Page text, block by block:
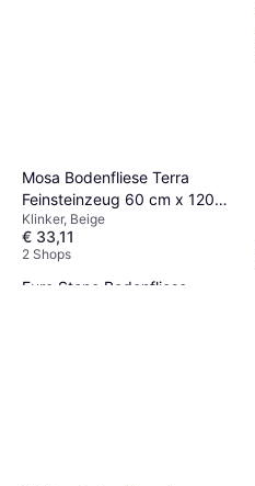
Euro Stone Bodenfliese
Mosa Bodenfliese Terra
Feinsteinzeug 60 cm x 120
cm Beige
Klinker, Beige
€ 33,11
2 Shops